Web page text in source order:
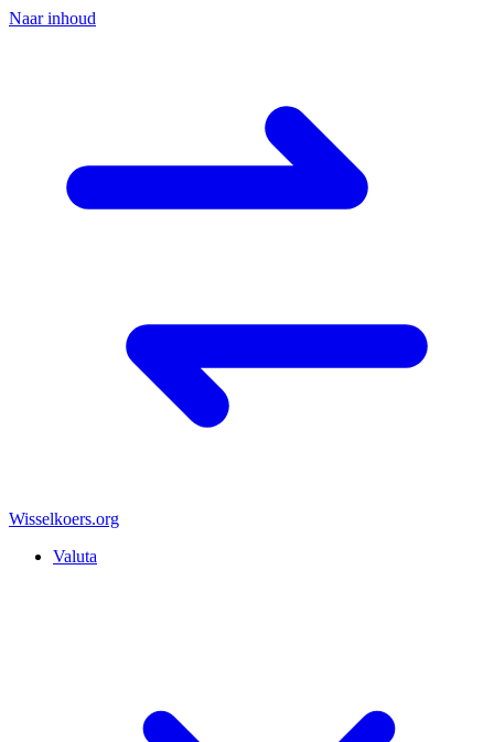
Naar inhoud
Wisselkoers.org
Valuta